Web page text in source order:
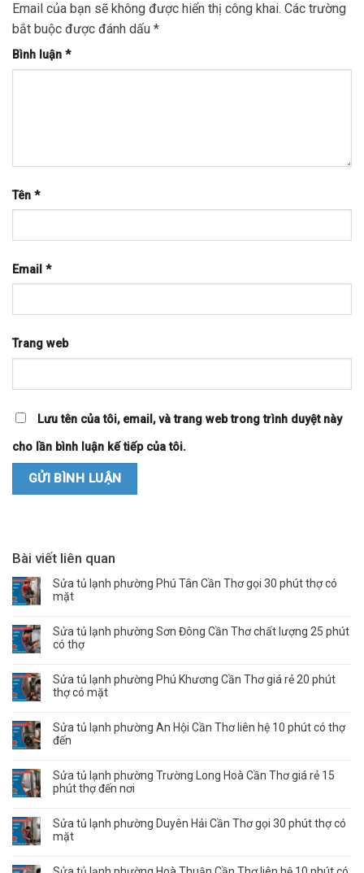
Email của bạn sẽ không được hiển thị công khai. Các trường
bắt buộc được đánh dấu *
Bình luận *
Tên *
Email *
Trang web
Lưu tên của tôi, email, và trang web trong trình duyệt này
cho lần bình luận kế tiếp của tôi.
Bài viết liên quan
Sửa tủ lạnh phường Phú Tân Cần Thơ gọi 30 phút thợ có
mặt
Sửa tủ lạnh phường Sơn Đông Cần Thơ chất lượng 25 phút
có thợ
Sửa tủ lạnh phường Phú Khương Cần Thơ giá rẻ 20 phút
thợ có mặt
Sửa tủ lạnh phường An Hội Cần Thơ liên hệ 10 phút có thợ
đến
Sửa tủ lạnh phường Trường Long Hoà Cần Thơ giá rẻ 15
phút thợ đến nơi
Sửa tủ lạnh phường Duyên Hải Cần Thơ gọi 30 phút thợ có
mặt